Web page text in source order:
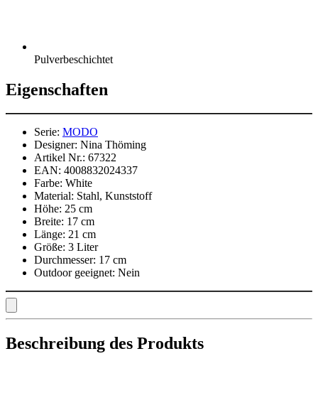
Pulverbeschichtet
Eigenschaften
Serie: MODO
Designer: Nina Thöming
Artikel Nr.: 67322
EAN: 4008832024337
Farbe: White
Material: Stahl, Kunststoff
Höhe: 25 cm
Breite: 17 cm
Länge: 21 cm
Größe: 3 Liter
Durchmesser: 17 cm
Outdoor geeignet: Nein
Beschreibung des Produkts